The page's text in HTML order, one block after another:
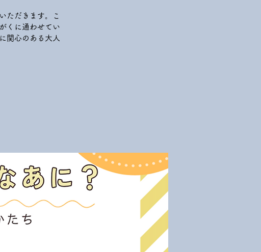
ただきます。こ
くに通わせてい
関心のある大人